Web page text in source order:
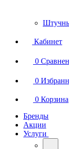
Кабинет
0
0
0 Корзина
Бренды
Акции
Услуги